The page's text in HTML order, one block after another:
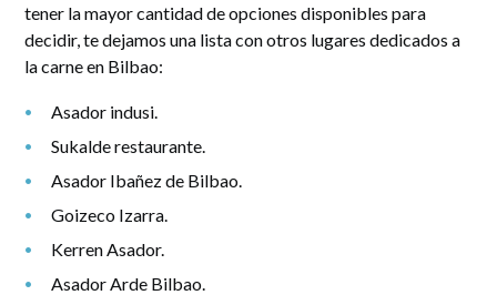
tener la mayor cantidad de opciones disponibles para
decidir, te dejamos una lista con otros lugares dedicados a
la carne en Bilbao:
Asador indusi.
Sukalde restaurante.
Asador Ibañez de Bilbao.
Goizeco Izarra.
Kerren Asador.
Asador Arde Bilbao.